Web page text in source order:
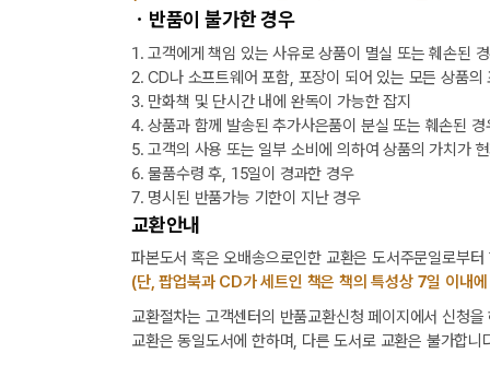
ㆍ반품이 불가한 경우
1. 고객에게 책임 있는 사유로 상품이 멸실 또는 훼손된
2. CD나 소프트웨어 포함, 포장이 되어 있는 모든 상품의
3. 만화책 및 단시간 내에 완독이 가능한 잡지
4. 상품과 함께 발송된 추가사은품이 분실 또는 훼손된 경
5. 고객의 사용 또는 일부 소비에 의하여 상품의 가치가
6. 물품수령 후, 15일이 경과한 경우
7. 명시된 반품가능 기한이 지난 경우
교환안내
파본도서 혹은 오배송으로인한 교환은 도서주문일로부
(단, 팝업북과 CD가 세트인 책은 책의 특성상 7일 이내
교환절차는 고객센터의 반품교환신청 페이지에서 신청
교환은 동일도서에 한하며, 다른 도서로 교환은 불가합니